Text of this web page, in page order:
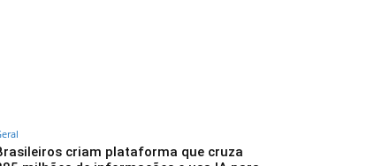
criam plataforma que cruza